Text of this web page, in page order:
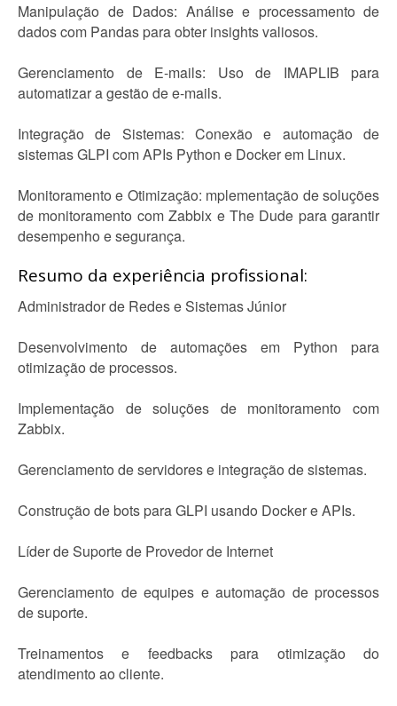
Manipulação de Dados: Análise e processamento de
dados com Pandas para obter insights valiosos.
Gerenciamento de E-mails: Uso de IMAPLIB para
automatizar a gestão de e-mails.
Integração de Sistemas: Conexão e automação de
sistemas GLPI com APIs Python e Docker em Linux.
Monitoramento e Otimização: mplementação de soluções
de monitoramento com Zabbix e The Dude para garantir
desempenho e segurança.
Resumo da experiência profissional:
Administrador de Redes e Sistemas Júnior
Desenvolvimento de automações em Python para
otimização de processos.
Implementação de soluções de monitoramento com
Zabbix.
Gerenciamento de servidores e integração de sistemas.
Construção de bots para GLPI usando Docker e APIs.
Líder de Suporte de Provedor de Internet
Gerenciamento de equipes e automação de processos
de suporte.
Treinamentos e feedbacks para otimização do
atendimento ao cliente.